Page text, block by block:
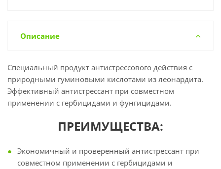
Описание
Специальный продукт антистрессового действия с
природными гуминовыми кислотами из леонардита.
Эффективный антистрессант при совместном
применении с гербицидами и фунгицидами.
ПРЕИМУЩЕСТВА:
Экономичный и проверенный антистрессант при
совместном применении с гербицидами и